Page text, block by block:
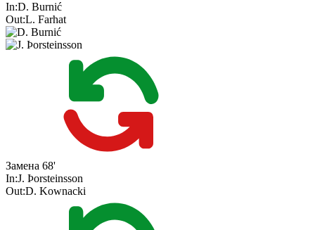
In:D. Burnić
Out:L. Farhat
Замена 68'
In:J. Þorsteinsson
Out:D. Kownacki